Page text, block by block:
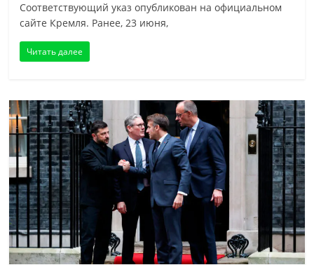
Соответствующий указ опубликован на официальном
сайте Кремля. Ранее, 23 июня,
Читать далее